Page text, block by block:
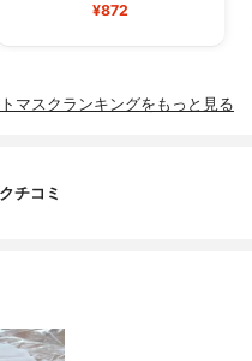
¥872
マスクランキングをもっと見る
チコミ